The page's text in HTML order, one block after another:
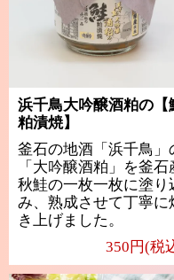
浜千鳥大吟醸酒粕の【
粕漬焼】
釜石の地酒「浜千鳥」
「大吟醸酒粕」を釜石
秋鮭の一枚一枚に塗り
み、熟成させて丁寧に
き上げました。
350円(税